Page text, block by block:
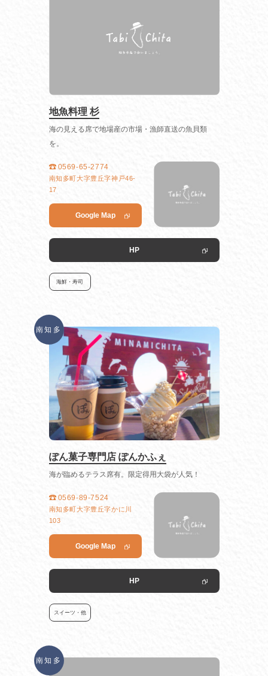
地魚料理 杉
海の見える席で地場産の市場・漁師直送の魚貝類
を。
0569-65-2774
南知多町大字豊丘字神戸46-
17
Google Map
HP
海鮮・寿司
南知多
ぽん菓子専門店 ぽんかふぇ
海が臨めるテラス席有。限定得用大袋が人気！
0569-89-7524
南知多町大字豊丘字かに川
103
Google Map
HP
スイーツ・他
南知多